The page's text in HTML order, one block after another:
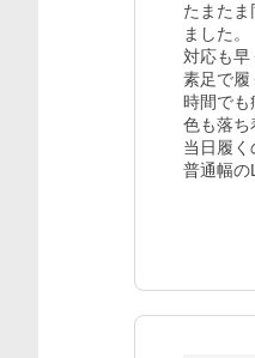
たまた
ました。
対応も早
素足で履
時間でも
色も落ち
当日履く
普通幅の